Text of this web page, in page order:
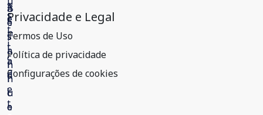
Privacidade e Legal
Termos de Uso
Política de privacidade
Configurações de cookies